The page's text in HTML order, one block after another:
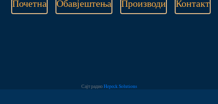
Почетна Обавјештења Производи Контакт
Сајт радиоHepeck Solutions